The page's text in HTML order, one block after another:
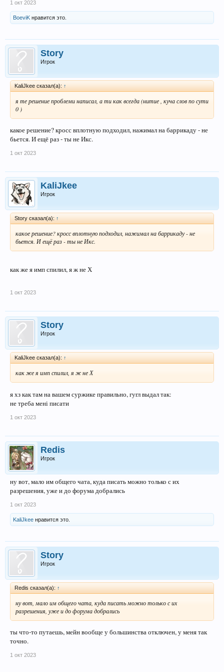
1 окт 2023
BoeviK нравится это.
Story
Игрок
KaliJkee сказал(а): ↑
я те решение проблеми написал, а ти как всегда (нитие , куча слов по сути
0 )
какое решение? кросс вплотную подходил, нажимал на баррикаду - не
бьется. И ещё раз - ты не Икс.
1 окт 2023
KaliJkee
Игрок
Story сказал(а): ↑
какое решение? кросс вплотную подходил, нажимал на баррикаду - не
бьется. И ещё раз - ты не Икс.
как же я имп спилил, я ж не Х
1 окт 2023
Story
Игрок
KaliJkee сказал(а): ↑
как же я имп спилил, я ж не Х
я хз как там на вашем суржике правильно, гугл выдал так:
не треба мені писати
1 окт 2023
Redis
Игрок
ну вот, мало им общего чата, куда писать можно только с их
разрешения, уже и до форума добрались
1 окт 2023
KaliJkee нравится это.
Story
Игрок
Redis сказал(а): ↑
ну вот, мало им общего чата, куда писать можно только с их
разрешения, уже и до форума добрались
ты что-то путаешь, мейн вообще у большинства отключен, у меня так
точно.
1 окт 2023